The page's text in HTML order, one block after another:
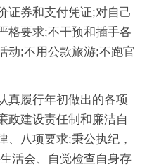
证券和支付凭证;对自己
格要求;不干预和插手各
动;不用公款旅游;不跑官
真履行年初做出的各项
政建设责任制和廉洁自
、八项要求;秉公执纪，
活会、自觉检查自身存